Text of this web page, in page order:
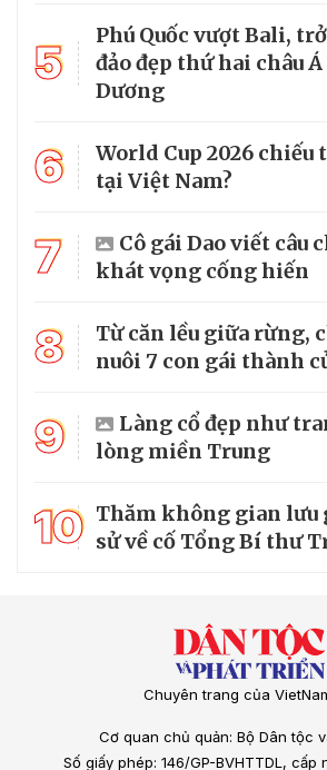
5
Phú Quốc vượt Bali,
đảo đẹp thứ hai châu
Dương
6
World Cup 2026 chiếu
tại Việt Nam?
7
Cô gái Dao viết câu
khát vọng cống hiến
8
Từ căn lều giữa rừng,
nuôi 7 con gái thành
9
Làng cổ đẹp như
lòng miền Trung
10 Thăm không gian lưu
sử về cố Tổng Bí thư
Chuyên trang của
Cơ quan chủ quản: Bộ Dân tộc
Số giấy phép: 146/GP-BVHTTDL, cấp